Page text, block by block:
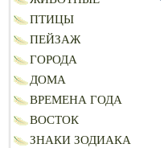
ПТИЦЫ
ПЕЙЗАЖ
ГОРОДА
ДОМА
ВРЕМЕНА ГОДА
ВОСТОК
ЗНАКИ ЗОДИАКА